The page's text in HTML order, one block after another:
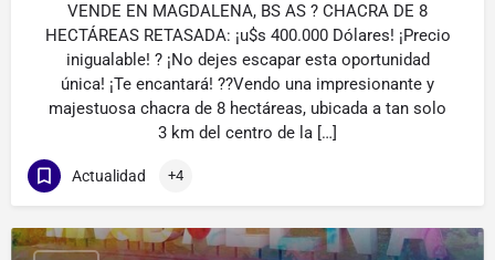
VENDE EN MAGDALENA, BS AS ? CHACRA DE 8
HECTÁREAS RETASADA: ¡u$s 400.000 Dólares! ¡Precio
inigualable! ? ¡No dejes escapar esta oportunidad
única! ¡Te encantará! ??Vendo una impresionante y
majestuosa chacra de 8 hectáreas, ubicada a tan solo
3 km del centro de la […]
Actualidad +4